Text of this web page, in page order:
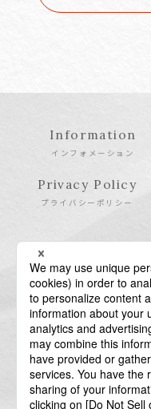
Information
インフォメーション
Privacy Policy
プライバシーポリシー